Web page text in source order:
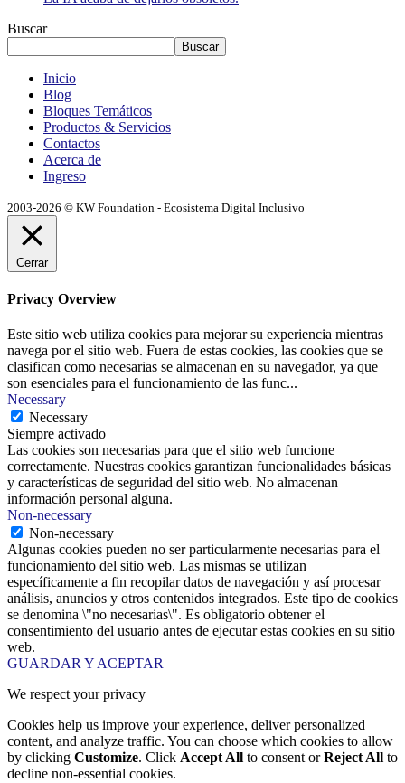
Buscar
Buscar
Inicio
Blog
Bloques Temáticos
Productos & Servicios
Contactos
Acerca de
Ingreso
2003-2026 © KW Foundation - Ecosistema Digital Inclusivo
Cerrar
Privacy Overview
Este sitio web utiliza cookies para mejorar su experiencia mientras
navega por el sitio web. Fuera de estas cookies, las cookies que se
clasifican como necesarias se almacenan en su navegador, ya que
son esenciales para el funcionamiento de las func...
Necessary
Necessary
Siempre activado
Las cookies son necesarias para que el sitio web funcione
correctamente. Nuestras cookies garantizan funcionalidades básicas
y características de seguridad del sitio web. No almacenan
información personal alguna.
Non-necessary
Non-necessary
Algunas cookies pueden no ser particularmente necesarias para el
funcionamiento del sitio web. Las mismas se utilizan
específicamente a fin recopilar datos de navegación y así procesar
análisis, anuncios y otros contenidos integrados. Este tipo de cookies
se denomina \"no necesarias\". Es obligatorio obtener el
consentimiento del usuario antes de ejecutar estas cookies en su sitio
web.
GUARDAR Y ACEPTAR
We respect your privacy
Cookies help us improve your experience, deliver personalized
content, and analyze traffic. You can choose which cookies to allow
by clicking Customize. Click Accept All to consent orReject All to
decline non-essential cookies.